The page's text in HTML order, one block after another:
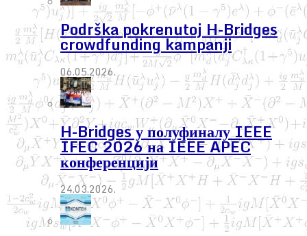
Podrška pokrenutoj H-Bridges
crowdfunding kampanji
06.05.2026.
H-Bridges у полуфиналу IEEE
IFEC 2026 на IEEE APEC
конференцији
24.03.2026.